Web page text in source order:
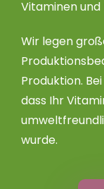
Vitaminen
Wir legen
Produktion.
dass Ihr
wurde.